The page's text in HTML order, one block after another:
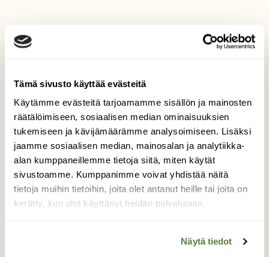
Tämä sivusto käyttää evästeitä
Käytämme evästeitä tarjoamamme sisällön ja mainosten
räätälöimiseen, sosiaalisen median ominaisuuksien
tukemiseen ja kävijämäärämme analysoimiseen. Lisäksi
jaamme sosiaalisen median, mainosalan ja analytiikka-
alan kumppaneillemme tietoja siitä, miten käytät
sivustoamme. Kumppanimme voivat yhdistää näitä
tietoja muihin tietoihin, joita olet antanut heille tai joita on
kerätty, kun olet käyttänyt heidän palvelujaan.
Näytä tiedot
BLOGI: PESUEEN RETKET